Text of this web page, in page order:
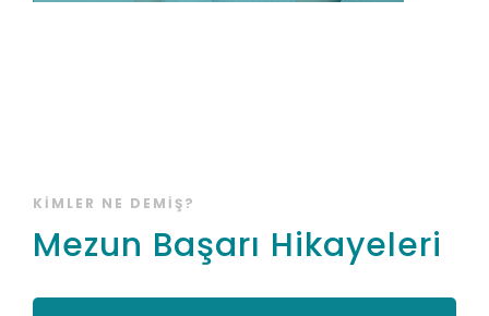
KIMLER NE DEMIŞ?
Mezun Başarı Hikayeleri